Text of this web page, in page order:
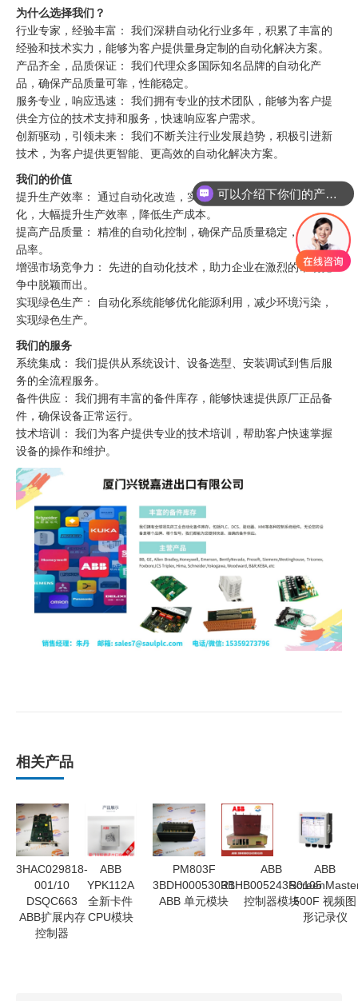
为什么选择我们？
行业专家，经验丰富： 我们深耕自动化行业多年，积累了丰富的
经验和技术实力，能够为客户提供量身定制的自动化解决方案。
产品齐全，品质保证： 我们代理众多国际知名品牌的自动化产
品，确保产品质量可靠，性能稳定。
服务专业，响应迅速： 我们拥有专业的技术团队，能够为客户提
供全方位的技术支持和服务，快速响应客户需求。
创新驱动，引领未来： 我们不断关注行业发展趋势，积极引进新
技术，为客户提供更智能、更高效的自动化解决方案。
我们的价值
提升生产效率： 通过自动化改造，实现生产过程的自动化、智能
化，大幅提升生产效率，降低生产成本。
提高产品质量： 精准的自动化控制，确保产品质量稳定，减少次
品率。
增强市场竞争力： 先进的自动化技术，助力企业在激烈的市场竞
争中脱颖而出。
实现绿色生产： 自动化系统能够优化能源利用，减少环境污染，
实现绿色生产。
我们的服务
系统集成： 我们提供从系统设计、设备选型、安装调试到售后服
务的全流程服务。
备件供应： 我们拥有丰富的备件库存，能够快速提供原厂正品备
件，确保设备正常运行。
技术培训： 我们为客户提供专业的技术培训，帮助客户快速掌握
设备的操作和维护。
相关产品
3HAC029818-
001/10
DSQC663
ABB扩展内存
控制器
ABB
YPK112A
全新卡件
CPU模块
PM803F
3BDH000530R1
ABB 单元模块
ABB
3BHB005243R0105
控制器模块
ABB
500F 视频图
形记录仪
可以介绍下你们的产品么